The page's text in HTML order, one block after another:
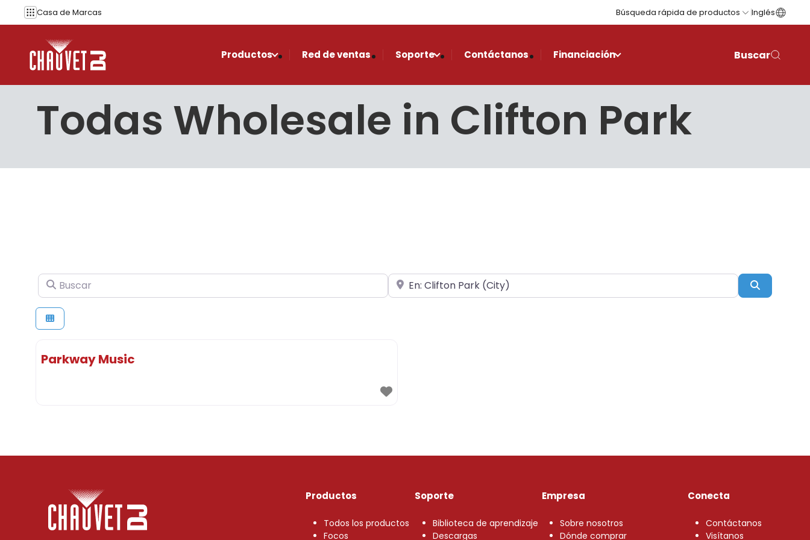
Saltar al contenido
Casa de Marcas Búsqueda rápida de productos Inglés
Productos Red de ventas Soporte Contáctanos Financiación Buscar
Todas Wholesale in Clifton Park
Buscar Cerca de Buscar
Parkway Music
Productos
Todos los productos
Focos
Soporte
Biblioteca de aprendizaje
Descargas
Empresa
Sobre nosotros
Dónde comprar
Conecta
Contáctanos
Visítanos